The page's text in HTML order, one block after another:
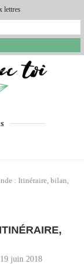
: Itinéraire, bilan,
19 juin 2018
lettres